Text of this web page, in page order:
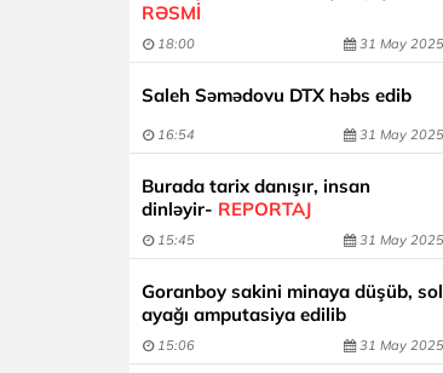
RƏSMİ
18:00 31 May 2025
Saleh Səmədovu DTX həbs edib
16:54 31 May 2025
Burada tarix danışır, insan
dinləyir- REPORTAJ
15:45 31 May 2025
Goranboy sakini minaya düşüb, sol
ayağı amputasiya edilib
15:06 31 May 2025